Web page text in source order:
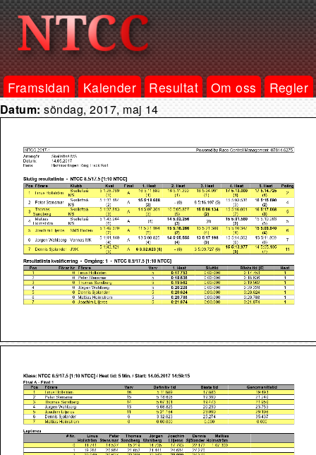
Framsidan Kalender Resultat Om oss Regler
Datum:söndag, 2017, maj 14